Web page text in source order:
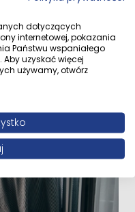
– klej,
dotyczących
internetowej, pokazania
Państwu wspaniałego
uzyskać więcej
używamy, otwórz